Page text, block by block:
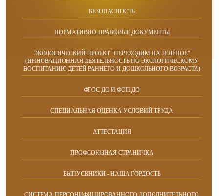
БЕЗОПАСНОСТЬ
НОРМАТИВНО-ПРАВОВЫЕ ДОКУМЕНТЫ
ЭКОЛОГИЧЕСКИЙ ПРОЕКТ "ПЕРЕХОДИМ НА ЗЕЛЁНОЕ"
(ИННОВАЦИОННАЯ ДЕЯТЕЛЬНОСТЬ ПО ЭКОЛОГИЧЕСКОМУ
ВОСПИТАНИЮ ДЕТЕЙ РАННЕГО И ДОШКОЛЬНОГО ВОЗРАСТА)
ФГОС ДО И ФОП ДО
СПЕЦИАЛЬНАЯ ОЦЕНКА УСЛОВИЙ ТРУДА
АТТЕСТАЦИЯ
ПРОФСОЮЗНАЯ СТРАНИЧКА
ВЫПУСКНИКИ - НАША ГОРДОСТЬ